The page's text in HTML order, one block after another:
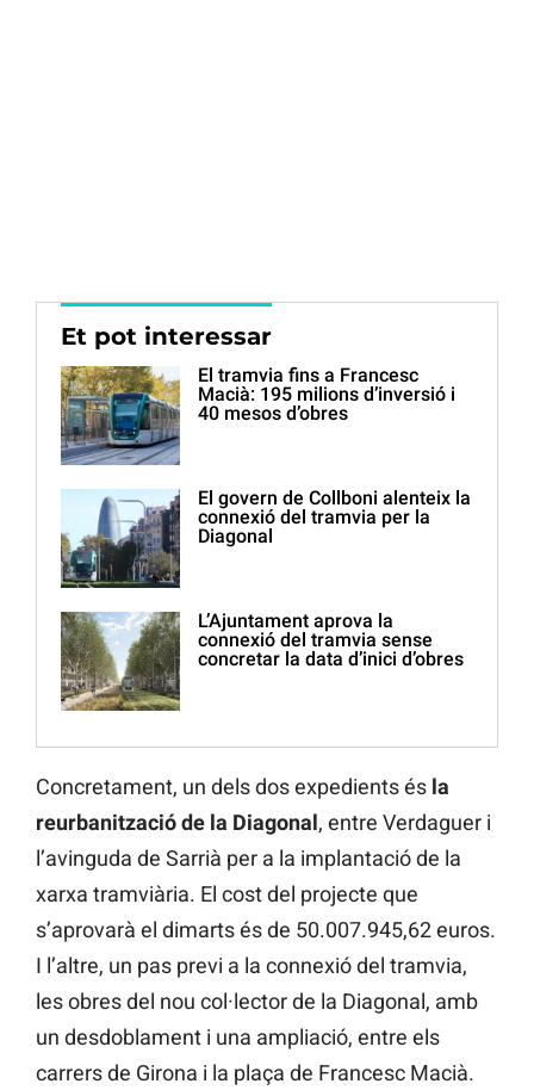
Et pot interessar
El tramvia fins a Francesc
Macià: 195 milions d’inversió i
40 mesos d’obres
El govern de Collboni alenteix la
connexió del tramvia per la
Diagonal
L’Ajuntament aprova la
connexió del tramvia sense
concretar la data d’inici d’obres
Concretament, un dels dos expedients és la
reurbanització de la Diagonal, entre Verdaguer i
l’avinguda de Sarrià per a la implantació de la
xarxa tramviària. El cost del projecte que
s’aprovarà el dimarts és de 50.007.945,62 euros.
I l’altre, un pas previ a la connexió del tramvia,
les obres del nou col·lector de la Diagonal, amb
un desdoblament i una ampliació, entre els
carrers de Girona i la plaça de Francesc Macià.